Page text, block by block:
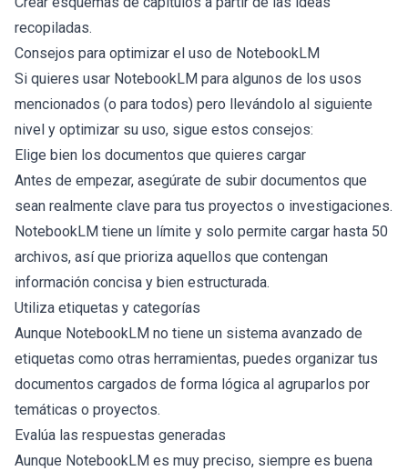
recopiladas.
Consejos para optimizar el uso de NotebookLM
Si quieres usar NotebookLM para algunos de los usos
mencionados (o para todos) pero llevándolo al siguiente
nivel y optimizar su uso, sigue estos consejos:
Elige bien los documentos que quieres cargar
Antes de empezar, asegúrate de subir documentos que
sean realmente clave para tus proyectos o investigaciones.
NotebookLM tiene un límite y solo permite cargar hasta 50
archivos, así que prioriza aquellos que contengan
información concisa y bien estructurada.
Utiliza etiquetas y categorías
Aunque NotebookLM no tiene un sistema avanzado de
etiquetas como otras herramientas, puedes organizar tus
documentos cargados de forma lógica al agruparlos por
temáticas o proyectos.
Evalúa las respuestas generadas
Aunque NotebookLM es muy preciso, siempre es buena